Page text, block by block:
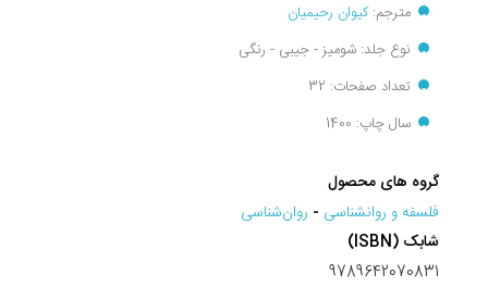
مترجم:کیوان رحیمیان
نوع جلد: شومیز - جیبی - رنگی
تعداد صفحات: 32
سال چاپ: 1400
گروه های محصول
فلسفه و روانشناسی - روان‌شناسی
شابک (ISBN)
9789642070831